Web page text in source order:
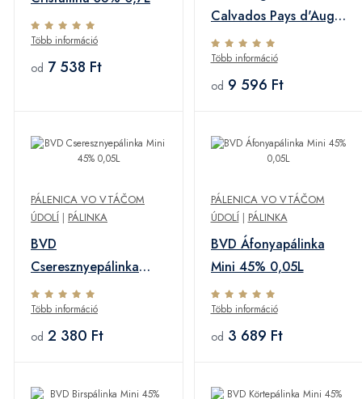
Több információ
od 7 538 Ft
Calvados Pays d'Auge
40% 0,7L
Több információ
od 9 596 Ft
PÁLENICA VO VTÁČOM
ÚDOLÍ | PÁLINKA
BVD
Cseresznyepálinka
Mini 45% 0,05L
Több információ
od 2 380 Ft
PÁLENICA VO VTÁČOM
ÚDOLÍ| PÁLINKA
BVD Áfonyapálinka
Mini 45% 0,05L
Több információ
od 3 689 Ft